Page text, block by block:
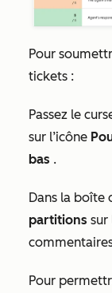
Pour
tickets :
Passez le
sur l’icône
bas .
Dans la boîte
partitions sur
Pour